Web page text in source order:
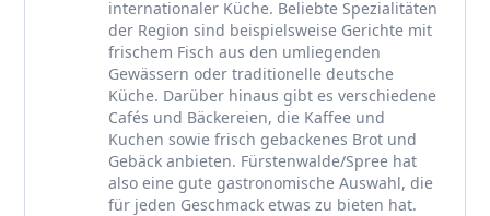
internationaler Küche. Beliebte Spezialitäten
der Region sind beispielsweise Gerichte mit
frischem Fisch aus den umliegenden
Gewässern oder traditionelle deutsche
Küche. Darüber hinaus gibt es verschiedene
Cafés und Bäckereien, die Kaffee und
Kuchen sowie frisch gebackenes Brot und
Gebäck anbieten. Fürstenwalde/Spree hat
also eine gute gastronomische Auswahl, die
für jeden Geschmack etwas zu bieten hat.